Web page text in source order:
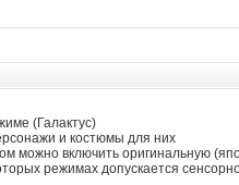
(Галактус)
и костюмы для них
можно включить оригинальную
режимах допускается